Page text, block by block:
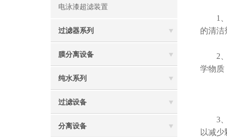
电泳漆超滤装置
过滤器系列
膜分离设备
纯水系列
过滤设备
分离设备
1、
的清洁
2、
学物质
3、
以减